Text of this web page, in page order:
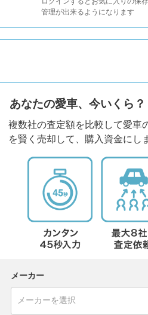
管理が出来るようになります
あなたの愛車、今いくら？
複数社の査定額を比較して愛車
を賢く売却して、購入資金にし
メーカー